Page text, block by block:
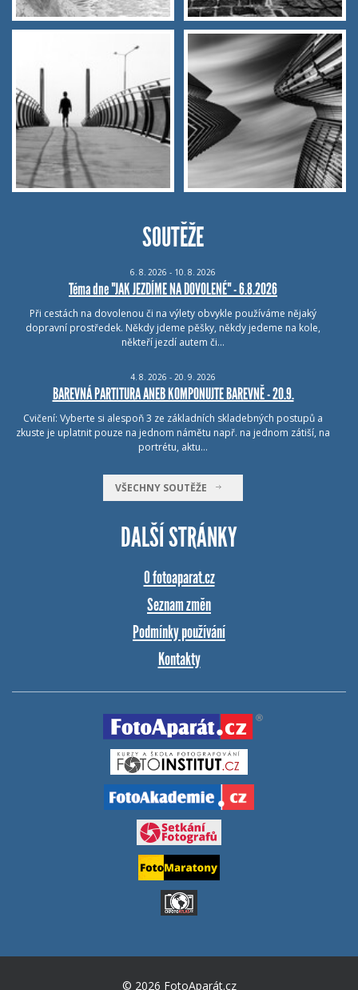
SOUTĚŽE
6. 8. 2026 - 10. 8. 2026
Téma dne "JAK JEZDÍME NA DOVOLENÉ" - 6.8.2026
Při cestách na dovolenou či na výlety obvykle používáme nějaký
dopravní prostředek. Někdy jdeme pěšky, někdy jedeme na kole,
někteří jezdí autem či…
4. 8. 2026 - 20. 9. 2026
BAREVNÁ PARTITURA ANEB KOMPONUJTE BAREVNĚ - 20.9.
Cvičení: Vyberte si alespoň 3 ze základních skladebných postupů a
zkuste je uplatnit pouze na jednom námětu např. na jednom zátiší, na
portrétu, aktu…
VŠECHNY SOUTĚŽE
DALŠÍ STRÁNKY
O fotoaparat.cz
Seznam změn
Podmínky používání
Kontakty
© 2026 FotoAparát.cz